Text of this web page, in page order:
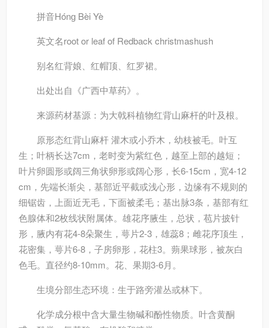
拼音Hónɡ Bèi Yè
英文名root or leaf of Redback christmashush
别名红背娘、红帽顶、红罗裙。
出处出自《广西中草药》。
来源药材基源：为大戟科植物红背山麻杆的叶及根。
原形态红背山麻杆 灌木或小乔木，幼枝被毛。叶互
生；叶柄长达7cm，老时变为紫红色，越至上部的越短；
叶片卵圆形或阔三角状卵形或阔心形，长6-15cm，宽4-12
cm，先端长渐尖，基部近平截或浅心形，边缘有不规则的
细锯齿，上面近无毛，下面被柔毛；基出脉3条，基部有红
色腺体和2枚线状附属体。雄花序腋生，总状，苞片披针
形，腋内有花4-8朵聚生，萼片2-3，雄蕊8；雌花序顶生，
花密集，萼片6-8，子房卵形，花柱3。蒴果球形，被灰白
色毛。直径约8-10mm。花、果期3-6月。
生境分部生态环境：生于路旁灌丛或林下。
化学成分根中含大量生物碱和酚性物质。叶含黄酮